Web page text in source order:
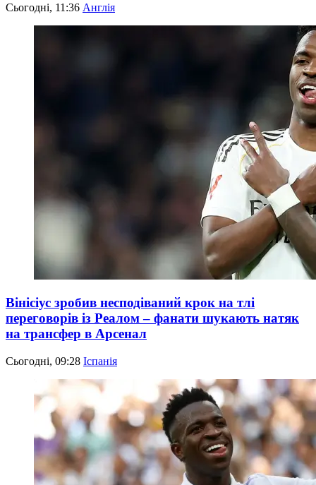
Сьогодні, 11:36 Англія
Вінісіус зробив несподіваний крок на тлі
переговорів із Реалом – фанати шукають натяк
на трансфер в Арсенал
Сьогодні, 09:28 Іспанія